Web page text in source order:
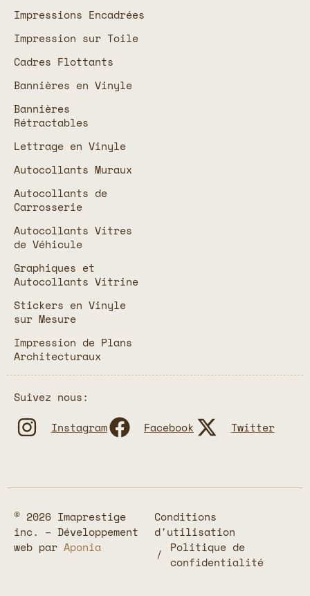
Impressions Encadrées
Impression sur Toile
Cadres Flottants
Bannières en Vinyle
Bannières
Rétractables
Lettrage en Vinyle
Autocollants Muraux
Autocollants de
Carrosserie
Autocollants Vitres
de Véhicule
Graphiques et
Autocollants Vitrine
Stickers en Vinyle
sur Mesure
Impression de Plans
Architecturaux
Suivez nous:
Instagram
Facebook Twitter
© 2026 Imaprestige
inc. – Développement
web par Aponia
Conditions
d'utilisation
Politique de
confidentialité